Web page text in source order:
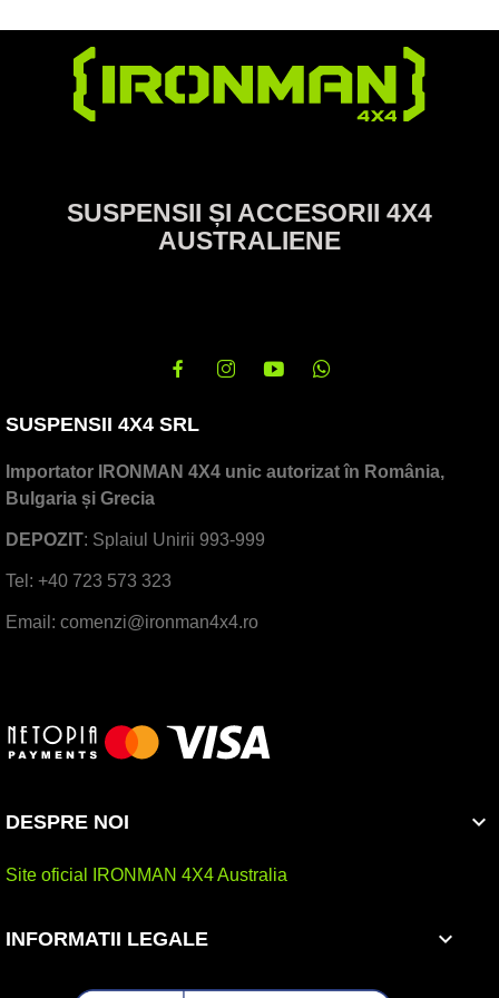
SUSPENSII ȘI ACCESORII 4X4
AUSTRALIENE
SUSPENSII 4X4 SRL
Importator IRONMAN 4X4 unic autorizat în România,
Bulgaria și Grecia
DEPOZIT: Splaiul Unirii 993-999
Tel: +40 723 573 323
Email: comenzi@ironman4x4.ro
DESPRE NOI 
Site oficial IRONMAN 4X4 Australia
INFORMATII LEGALE 